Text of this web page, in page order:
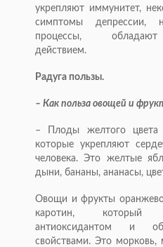
укрепляют иммунитет,
симптомы депрессии,
процессы, обладают
действием.
Радуга пользы.
– Как польза овощей и
– Плоды желтого цвета
которые укрепляют
человека. Это желтые
дыни, бананы, ананасы,
Овощи и фрукты
каротин, который
антиоксидантом и
свойствами. Это морковь,